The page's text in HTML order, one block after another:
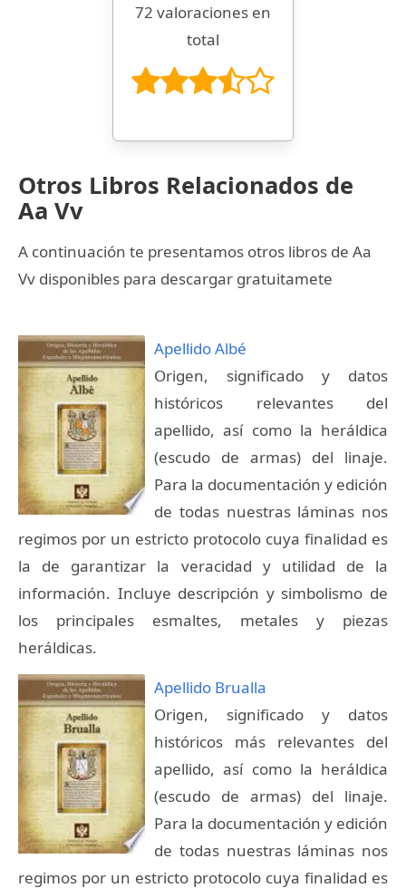
72 valoraciones en
total
Otros Libros Relacionados de
Aa Vv
A continuación te presentamos otros libros de Aa
Vv disponibles para descargar gratuitamete
Apellido Albé
Origen, significado y datos
históricos relevantes del
apellido, así como la heráldica
(escudo de armas) del linaje.
Para la documentación y edición
de todas nuestras láminas nos
regimos por un estricto protocolo cuya finalidad es
la de garantizar la veracidad y utilidad de la
información. Incluye descripción y simbolismo de
los principales esmaltes, metales y piezas
heráldicas.
Apellido Brualla
Origen, significado y datos
históricos más relevantes del
apellido, así como la heráldica
(escudo de armas) del linaje.
Para la documentación y edición
de todas nuestras láminas nos
regimos por un estricto protocolo cuya finalidad es